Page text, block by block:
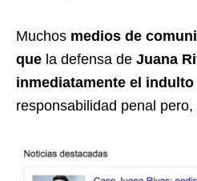
Muchos medios de
que la defensa de Juana
inmediatamente el indulto
responsabilidad penal